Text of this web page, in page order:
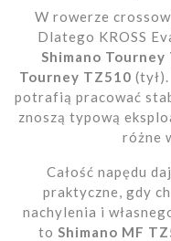
W rowerze
Dlatego KROSS
Shimano Tourney
Tourney TZ510
potrafią pracować
znoszą typową
różne
Całość napędu
praktyczne, gdy
nachylenia i
to Shimano MF